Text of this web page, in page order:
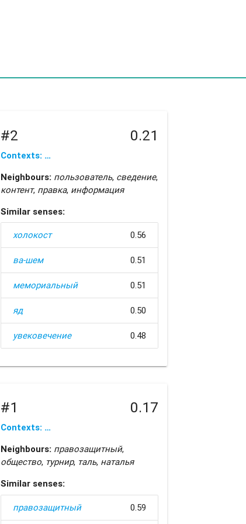
#2 0.21
Contexts: …
Neighbours: пользователь, сведение,
контент, правка, информация
Similar senses:
холокост 0.56
ва-шем 0.51
мемориальный 0.51
яд 0.50
увековечение 0.48
#1 0.17
Contexts: …
Neighbours: правозащитный,
общество, турнир, таль, наталья
Similar senses:
правозащитный 0.59